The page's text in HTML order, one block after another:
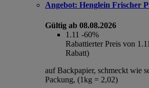
Angebot: Henglein Frischer
Gültig ab 08.08.2026
1.11 -60%
Rabattierter Preis von
Rabatt)
auf Backpapier, schmeckt wie
Packung, (1kg = 2,02)